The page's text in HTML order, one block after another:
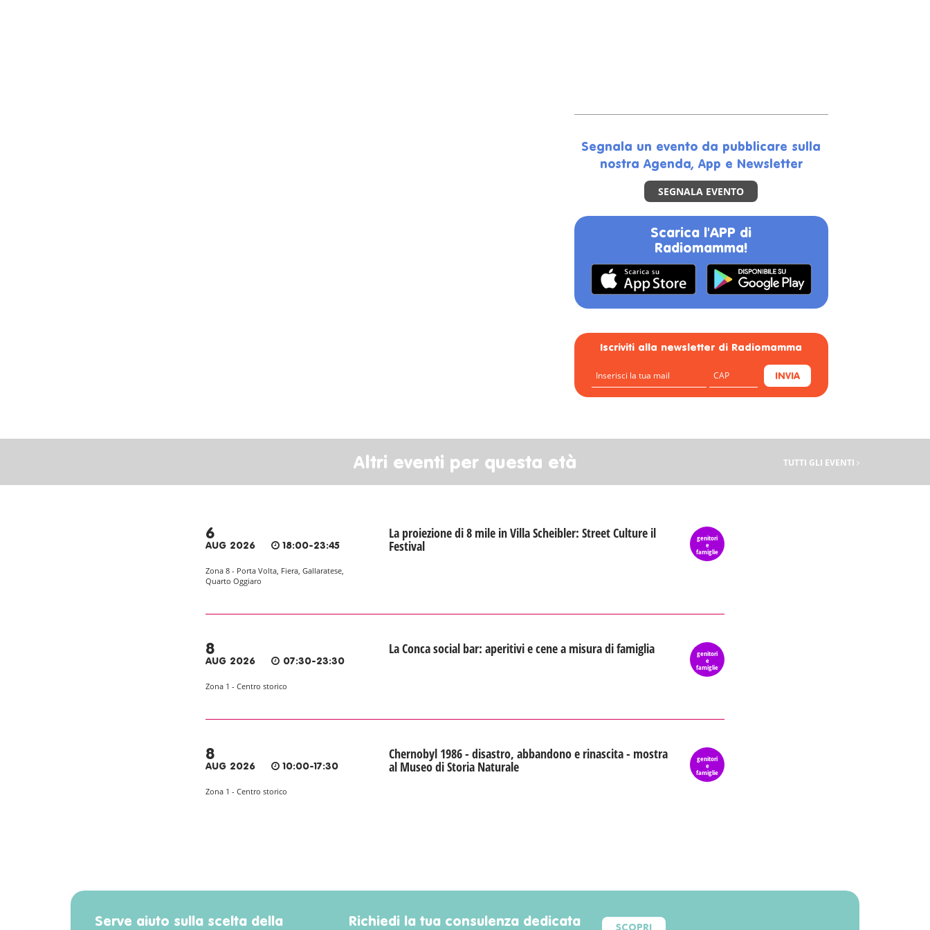
Segnala un evento da pubblicare sulla
nostra Agenda, App e Newsletter
SEGNALA EVENTO
Scarica l'APP di
Radiomamma!
Iscriviti alla newsletter di Radiomamma
INVIA
Altri eventi per questa età TUTTI GLI EVENTI
6
AUG 2026 18:00-23:45
Zona 8 - Porta Volta, Fiera, Gallaratese,
Quarto Oggiaro
La proiezione di 8 mile in Villa Scheibler: Street Culture il
Festival genitori
e
famiglie
8
AUG 2026 07:30-23:30
Zona 1 - Centro storico
La Conca social bar: aperitivi e cene a misura di famiglia genitori
e
famiglie
8
AUG 2026 10:00-17:30
Zona 1 - Centro storico
Chernobyl 1986 - disastro, abbandono e rinascita - mostra
al Museo di Storia Naturale genitori
e
famiglie
Serve aiuto sulla scelta della
Richiedi la tua consulenza dedicata